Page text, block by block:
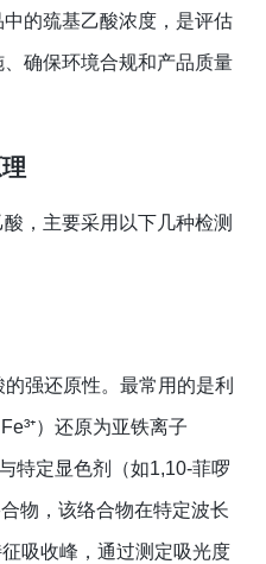
的巯基乙酸浓度，是评估
确保环境合规和产品质量
，主要采用以下几种检测
强还原性。最常用的是利
）还原为亚铁离子
与特定显色剂（如1,10-菲啰
物，该络合物在特定波长
征吸收峰，通过测定吸光度